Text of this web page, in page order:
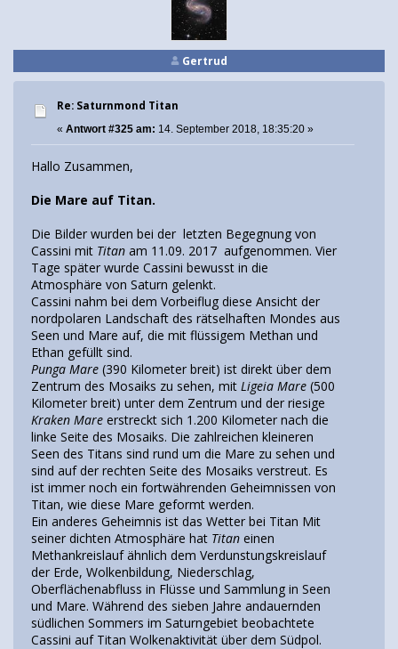
Gertrud
Re: Saturnmond Titan
« Antwort #325 am: 14. September 2018, 18:35:20 »
Hallo Zusammen,
Die Mare auf Titan.
Die Bilder wurden bei der letzten Begegnung von
Cassini mit Titan am 11.09. 2017 aufgenommen. Vier
Tage später wurde Cassini bewusst in die
Atmosphäre von Saturn gelenkt.
Cassini nahm bei dem Vorbeiflug diese Ansicht der
nordpolaren Landschaft des rätselhaften Mondes aus
Seen und Mare auf, die mit flüssigem Methan und
Ethan gefüllt sind.
Punga Mare (390 Kilometer breit) ist direkt über dem
Zentrum des Mosaiks zu sehen, mit Ligeia Mare (500
Kilometer breit) unter dem Zentrum und der riesige
Kraken Mare erstreckt sich 1.200 Kilometer nach die
linke Seite des Mosaiks. Die zahlreichen kleineren
Seen des Titans sind rund um die Mare zu sehen und
sind auf der rechten Seite des Mosaiks verstreut. Es
ist immer noch ein fortwährenden Geheimnissen von
Titan, wie diese Mare geformt werden.
Ein anderes Geheimnis ist das Wetter bei Titan Mit
seiner dichten Atmosphäre hat Titan einen
Methankreislauf ähnlich dem Verdunstungskreislauf
der Erde, Wolkenbildung, Niederschlag,
Oberflächenabfluss in Flüsse und Sammlung in Seen
und Mare. Während des sieben Jahre andauernden
südlichen Sommers im Saturngebiet beobachtete
Cassini auf Titan Wolkenaktivität über dem Südpol.